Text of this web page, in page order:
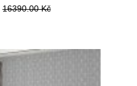
16390.00 Kč